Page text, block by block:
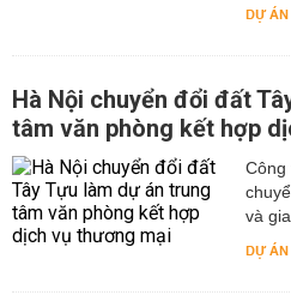
DỰ ÁN
Hà Nội chuyển đổi đất
tâm văn phòng kết hợp
Công
và
DỰ ÁN